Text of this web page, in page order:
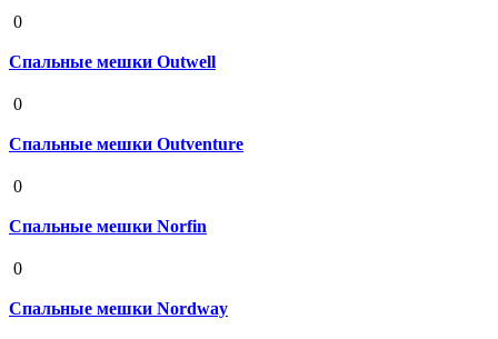
0
Спальные мешки Outwell
0
Спальные мешки Outventure
0
Спальные мешки Norfin
0
Спальные мешки Nordway